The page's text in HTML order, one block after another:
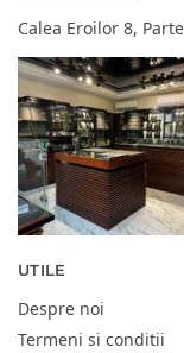
Calea Eroilor 8,
UTILE
Despre noi
Termeni si conditii